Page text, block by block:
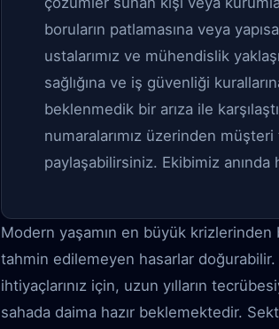
boruların patlamasına veya
ustalarımız ve mühendislik
sağlığına ve iş güvenliği
beklenmedik bir arıza ile
numaralarımız üzerinden
paylaşabilirsiniz. Ekibimiz anında
Modern yaşamın en büyük krizlerinden
tahmin edilemeyen hasarlar
ihtiyaçlarınız için, uzun yılların
sahada daima hazır beklemektedir.